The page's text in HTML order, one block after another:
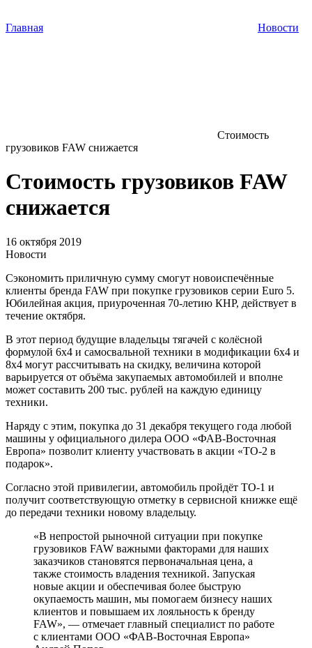
Главная Новости
Стоимость
грузовиков FAW снижается
Стоимость грузовиков FAW
снижается
16 октября 2019
Новости
Сэкономить приличную сумму смогут новоиспечённые
клиенты бренда FAW при покупке грузовиков серии Euro 5.
Юбилейная акция, приуроченная 70-летию КНР, действует в
течение октября.
В этот период будущие владельцы тягачей с колёсной
формулой 6х4 и самосвальной техники в модификации 6х4 и
8х4 могут рассчитывать на скидку, величина которой
варьируется от объёма закупаемых автомобилей и вполне
может составить 200 тыс. рублей на каждую единицу
техники.
Наряду с этим, покупка до 31 декабря текущего года любой
машины у официального дилера ООО «ФАВ-Восточная
Европа» позволит клиенту участвовать в акции «ТО-2 в
подарок».
Согласно этой привилегии, автомобиль пройдёт ТО-1 и
получит соответствующую отметку в сервисной книжке ещё
до передачи техники новому владельцу.
«В непростой рыночной ситуации при покупке
грузовиков FAW важными факторами для наших
заказчиков становятся первоначальная цена, а
также стоимость владения техникой. Запуская
новые акции и обеспечивая более быструю
окупаемость машин, мы помогаем бизнесу наших
клиентов и повышаем их лояльность к бренду
FAW», — отмечает главный специалист по работе
с клиентами ООО «ФАВ-Восточная Европа»